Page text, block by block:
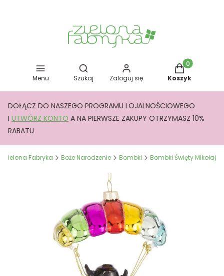
Menu
Otwórz wyszukiwarkę
Szukaj Zaloguj się
Produkty w
Koszyk
DOŁĄCZ DO NASZEGO PROGRAMU LOJALNOŚCIOWEGO
I UTWÓRZ KONTO A NA PIERWSZE ZAKUPY OTRZYMASZ 10%
RABATU
Zielona Fabryka Boże Narodzenie Bombki Bombki Święty Mikołaj